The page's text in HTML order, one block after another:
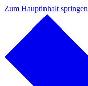
Zum Hauptinhalt springen